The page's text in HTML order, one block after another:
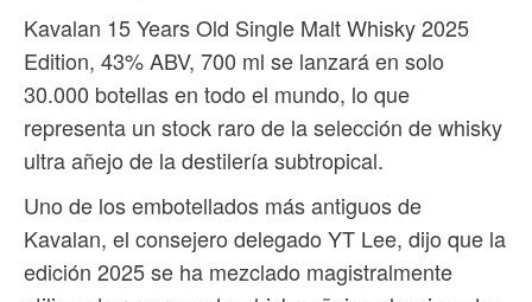
Kavalan 15 Years Old Single Malt Whisky 2025
Edition, 43% ABV, 700 ml se lanzará en solo
30.000 botellas en todo el mundo, lo que
representa un stock raro de la selección de whisky
ultra añejo de la destilería subtropical.
Uno de los embotellados más antiguos de
Kavalan, el consejero delegado YT Lee, dijo que la
edición 2025 se ha mezclado magistralmente